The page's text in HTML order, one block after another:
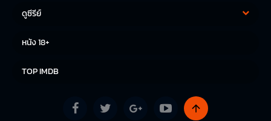
ดูซีรีย์
หนัง 18+
TOP IMDB